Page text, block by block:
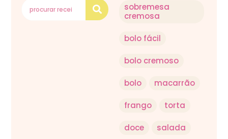
sobremesa
cremosa
bolo fácil
bolo cremoso
bolo macarrão
frango torta
doce salada